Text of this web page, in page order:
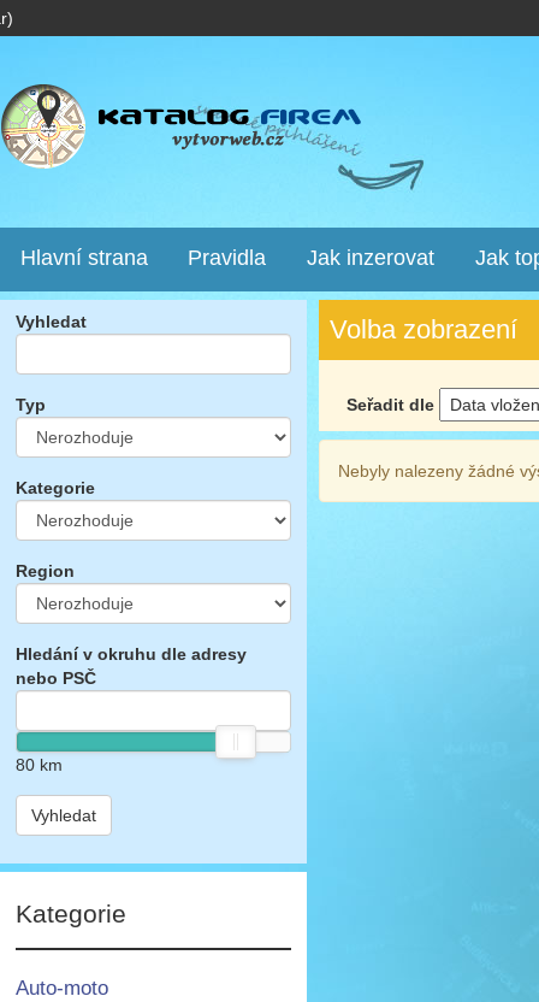
Hlavní strana Pravidla Jak inzerovat Jak
Vyhledat
Typ
Kategorie
Region
Hledání v okruhu dle adresy
nebo PSČ
80km
Vyhledat
Kategorie
Auto-moto
Volba zobrazení
Seřadit dle
Nebyly nalezeny žádné